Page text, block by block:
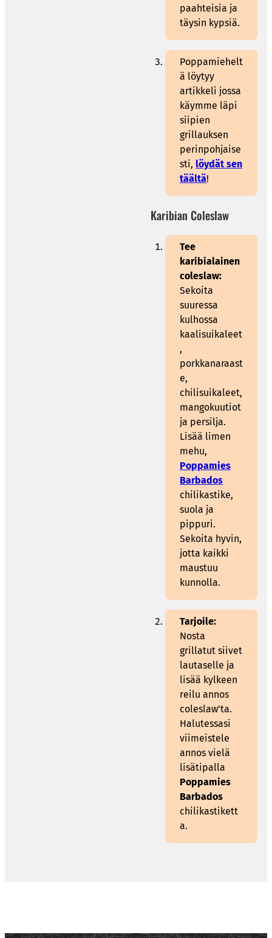
paahteisia ja
täysin kypsiä.
Poppamiehelt
ä löytyy
artikkeli jossa
käymme läpi
siipien
grillauksen
perinpohjaise
sti, löydät sen
täältä!
Karibian Coleslaw
Tee
karibialainen
coleslaw:
Sekoita
suuressa
kulhossa
kaalisuikaleet
,
porkkanaraast
e,
chilisuikaleet,
mangokuutiot
ja persilja.
Lisää limen
mehu,
Poppamies
Barbados
chilikastike,
suola ja
pippuri.
Sekoita hyvin,
jotta kaikki
maustuu
kunnolla.
Tarjoile:
Nosta
grillatut siivet
lautaselle ja
lisää kylkeen
reilu annos
coleslaw’ta.
Halutessasi
viimeistele
annos vielä
lisätipalla
Poppamies
Barbados
chilikastikett
a.